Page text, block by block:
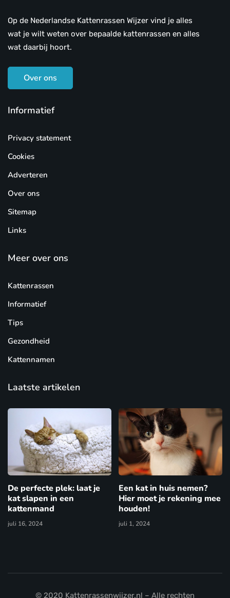
Op de Nederlandse Kattenrassen Wijzer vind je alles
wat je wilt weten over bepaalde kattenrassen en alles
wat daarbij hoort.
Over ons
Informatief
Privacy statement
Cookies
Adverteren
Over ons
Sitemap
Links
Meer over ons
Kattenrassen
Informatief
Tips
Gezondheid
Kattennamen
Laatste artikelen
De perfecte plek: laat je
kat slapen in een
kattenmand
juli 16, 2024
Een kat in huis nemen?
Hier moet je rekening mee
houden!
juli 1, 2024
© 2020 Kattenrassenwijzer.nl – Alle rechten